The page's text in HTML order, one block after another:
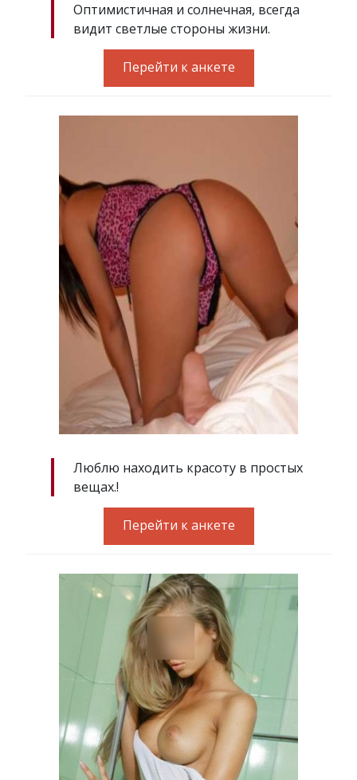
Оптимистичная и солнечная, всегда
видит светлые стороны жизни.
Перейти к анкете
Люблю находить красоту в простых
вещах.!
Перейти к анкете